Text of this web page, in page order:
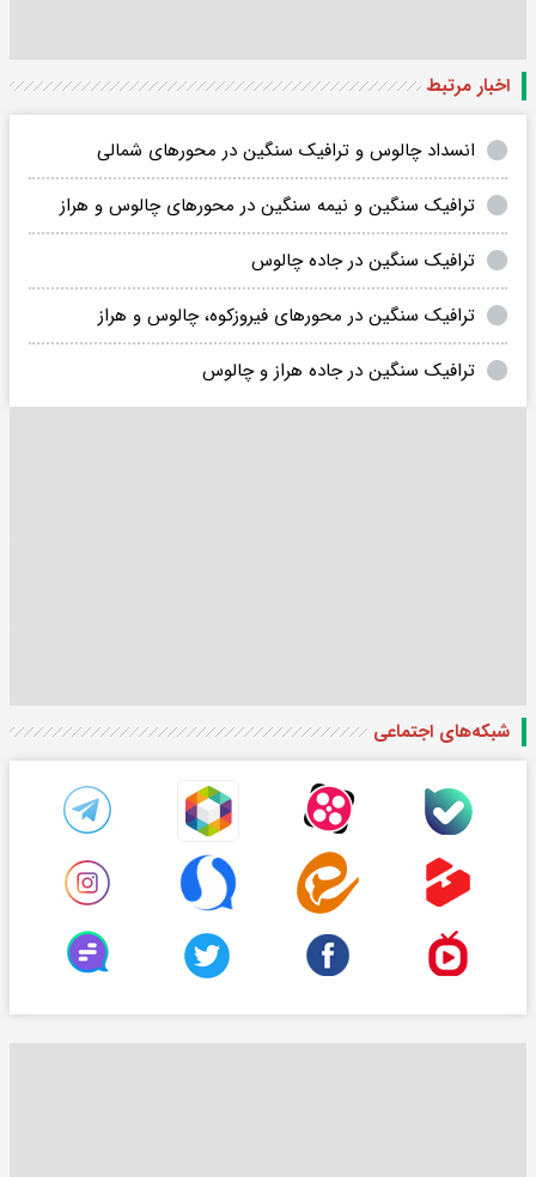
اخبار مرتبط
انسداد چالوس و ترافیک سنگین در محورهای شمالی
ترافیک سنگین و نیمه سنگین در محورهای چالوس و هراز
ترافیک سنگین در جاده چالوس
ترافیک سنگین در محورهای فیروزکوه، چالوس و هراز
ترافیک سنگین در جاده هراز و چالوس
شبکه‌های اجتماعی